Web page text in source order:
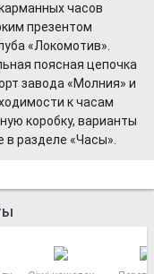
часов
презентом
«Локомотив».
поясная цепочка
завода «Молния» и
к часам
коробку, варианты
разделе «Часы».